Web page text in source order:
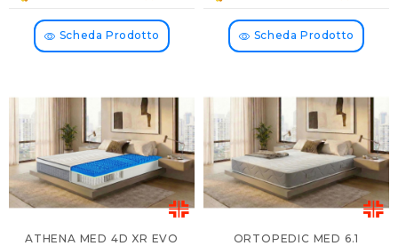
Scheda Prodotto Scheda Prodotto
ATHENA MED 4D XR EVO ORTOPEDIC MED 6.1